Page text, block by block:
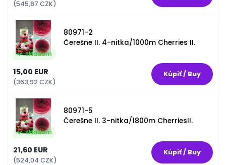
(545,87 CZK)
80971-2
Čerešne II. 4-nitka/1000m Cherries II.
skladom
15,00 EUR
(363,92 CZK)
80971-5
Čerešne II. 3-nitka/1800m CherriesII.
skladom
21,60 EUR
(524,04 CZK)